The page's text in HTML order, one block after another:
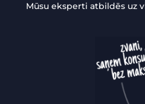
Mūsu eksperti atbildēs uz